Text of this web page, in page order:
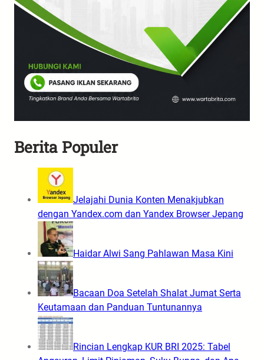
Berita Populer
Jelajahi Dunia Konten Menakjubkan
dengan Yandex.com dan Yandex Browser Jepang
Haidar Alwi Sang Pahlawan Masa Kini
Bacaan Doa Setelah Shalat Jumat Serta
Keutamaan dan Panduan Tuntunannya
Rincian Lengkap KUR BRI 2025: Tabel